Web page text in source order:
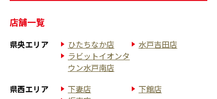
店舗一覧
県央エリア ひたちなか店
水戸吉田店
ラビットイオンタ
ウン水戸南店
県西エリア
下妻店
下館店